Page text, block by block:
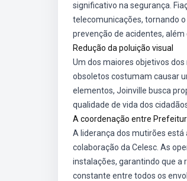
significativo na segurança.
telecomunicações, tornando
prevenção de acidentes,
Redução da poluição visual
Um dos maiores objetivos
obsoletos costumam causar
elementos, Joinville busca
qualidade de vida dos
A coordenação entre
A liderança dos mutirões
colaboração da Celesc. As
instalações, garantindo que a
constante entre todos os